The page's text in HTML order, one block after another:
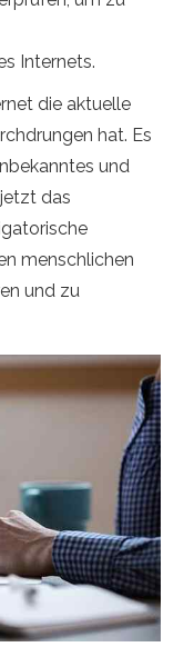
Internets.
die aktuelle
hat. Es
und
das
menschlichen
und zu